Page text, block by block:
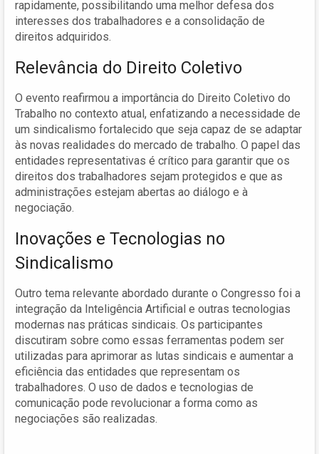
rapidamente, possibilitando uma melhor defesa dos
interesses dos trabalhadores e a consolidação de
direitos adquiridos.
Relevância do Direito Coletivo
O evento reafirmou a importância do Direito Coletivo do
Trabalho no contexto atual, enfatizando a necessidade de
um sindicalismo fortalecido que seja capaz de se adaptar
às novas realidades do mercado de trabalho. O papel das
entidades representativas é crítico para garantir que os
direitos dos trabalhadores sejam protegidos e que as
administrações estejam abertas ao diálogo e à
negociação.
Inovações e Tecnologias no
Sindicalismo
Outro tema relevante abordado durante o Congresso foi a
integração da Inteligência Artificial e outras tecnologias
modernas nas práticas sindicais. Os participantes
discutiram sobre como essas ferramentas podem ser
utilizadas para aprimorar as lutas sindicais e aumentar a
eficiência das entidades que representam os
trabalhadores. O uso de dados e tecnologias de
comunicação pode revolucionar a forma como as
negociações são realizadas.